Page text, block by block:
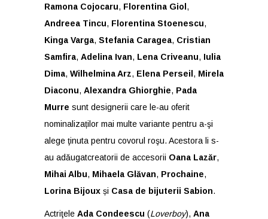
Ramona Cojocaru, Florentina Giol ,
Andreea Tincu, Florentina Stoenescu,
Kinga Varga, Stefania Caragea, Cristian
Samfira, Adelina Ivan, Lena Criveanu, Iulia
Dima, Wilhelmina Arz, Elena Perseil , Mirela
Diaconu, Alexandra Ghiorghie, Pada
Murre sunt designerii care le-au oferit
nominalizaților mai multe variante pentru a-şi
alege ţinuta pentru covorul roşu. Acestora li s-
au adăugatcreatorii de accesorii Oana Lazăr,
Mihai Albu, Mihaela Glăvan, Prochaine,
Lorina Bijoux și Casa de bijuterii Sabion.
Actriţele Ada Condeescu (Loverboy), Ana